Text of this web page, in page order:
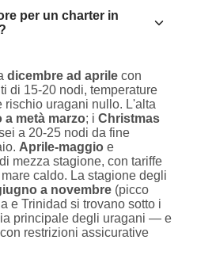
per un charter in
dicembre ad aprile con
di 15-20 nodi, temperature
rischio uragani nullo. L'alta
a metà marzo; i Christmas
a 20-25 nodi da fine
Aprile-maggio e
mezza stagione, con tariffe
caldo. La stagione degli
a novembre (picco
e Trinidad si trovano sotto i
principale degli uragani — e
restrizioni assicurative